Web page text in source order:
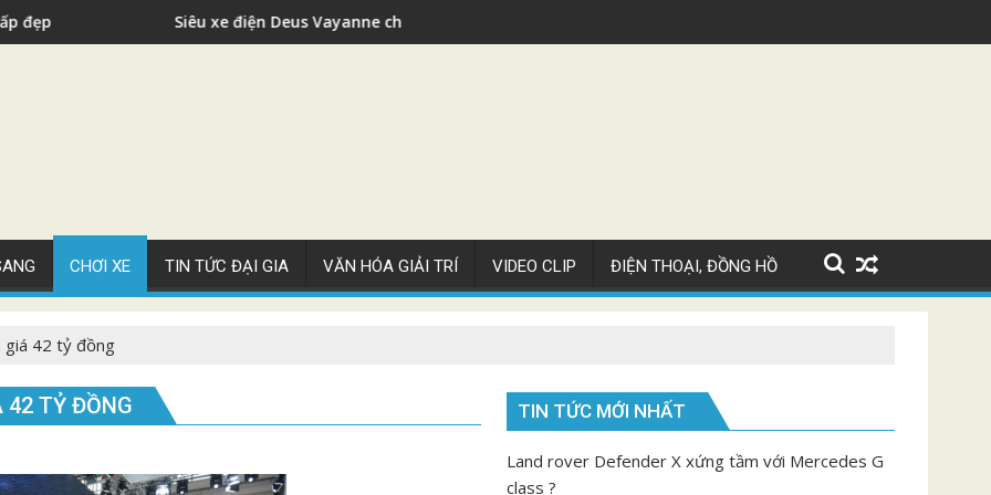
xe điện Deus Vayanne cho nhà giàu
CHƠI XE TIN TỨC ĐẠI GIA VĂN HÓA GIẢI TRÍ VIDEO CLIP ĐIỆN THOẠI, ĐỒNG HỒ
giá 42 tỷ đồng
42 TỶ ĐỒNG TIN TỨC MỚI NHẤT
Land rover Defender X xứng tầm với Mercedes G
class ?